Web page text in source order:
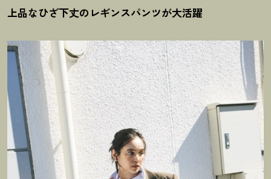
上品なひざ下丈のレギンスパンツが大活躍